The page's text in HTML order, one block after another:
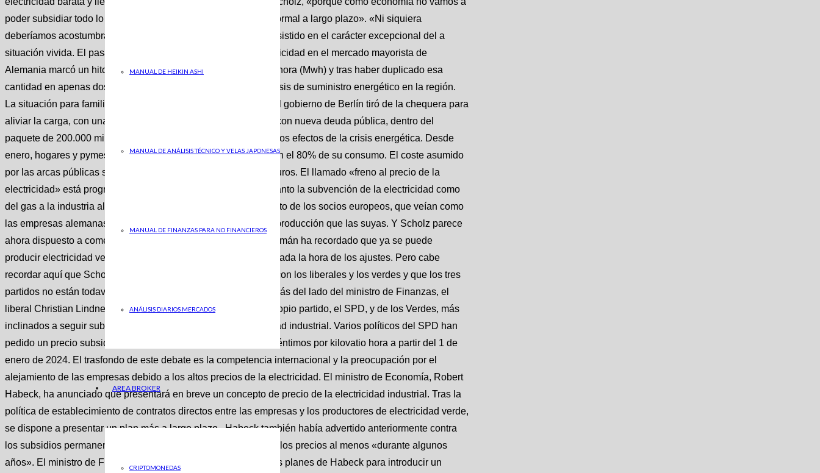
MANUAL DE HEIKIN ASHI
MANUAL DE ANÁLISIS TÉCNICO Y VELAS JAPONESAS
MANUAL DE FINANZAS PARA NO FINANCIEROS
ANÁLISIS DIARIOS MERCADOS
AREA BROKER
CRIPTOMONEDAS
poder subsidiar todo lo que ocurre en la actividad económica normal a largo plazo». «Ni siquiera
deberíamos acostumbrarnos a que eso sea algo normal», ha insistido en el carácter excepcional del a
situación vivida. El pasado mes de agosto, el precio de la electricidad en el mercado mayorista de
Alemania marcó un hito al superar los mil euros por megavatio-hora (Mwh) y tras haber duplicado esa
cantidad en apenas dos semanas, como consecuencia de la crisis de suministro energético en la región.
La situación para familias y empresas se volvió insostenible y el gobierno de Berlín tiró de la chequera para
aliviar la carga, con una intervención de los precios financiada con nueva deuda pública, dentro del
paquete de 200.000 millones de euros programado para paliar los efectos de la crisis energética. Desde
enero, hogares y pymes pagan 40 céntimos por kilovatio hora en el 80% de su consumo. El coste asumido
por las arcas públicas se ha calculado en 33.000 millones de euros. El llamado «freno al precio de la
electricidad» está programado hasta finales de abril de 2024. Tanto la subvención de la electricidad como
del gas a la industria alemana ha preocupado seriamente al resto de los socios europeos, que veían como
las empresas alemanas quedaban en mejores condiciones de producción que las suyas. Y Scholz parece
ahora dispuesto a comenzar a dar marcha atrás. El canciller alemán ha recordado que ya se puede
producir electricidad verde por siete u ocho céntimos y cree llegada la hora de los ajustes. Pero cabe
recordar aquí que Scholz gobierna en la «coalición semáforo» con los liberales y los verdes y que los tres
partidos no están todavía de acuerdo en esto. Scholz se sitúa más del lado del ministro de Finanzas, el
liberal Christian Lindner , y en contra de las demandas de su propio partido, el SPD, y de los Verdes, más
inclinados a seguir subvencionando los precios de la electricidad industrial. Varios políticos del SPD han
pedido un precio subsidiado para la industria de cinco a siete céntimos por kilovatio hora a partir del 1 de
enero de 2024. El trasfondo de este debate es la competencia internacional y la preocupación por el
alejamiento de las empresas debido a los altos precios de la electricidad. El ministro de Economía, Robert
Habeck, ha anunciado que presentará en breve un concepto de precio de la electricidad industrial. Tras la
política de establecimiento de contratos directos entre las empresas y los productores de electricidad verde,
se dispone a presentar un plan más a largo plazo . Habeck también había advertido anteriormente contra
los subsidios permanentes, pero se pronunció a favor de limitar los precios al menos «durante algunos
años». El ministro de Finanzas Lindner ha afeado en público los planes de Habeck para introducir un